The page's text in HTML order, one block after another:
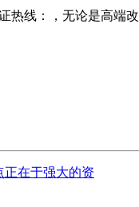
线：，无论是高端改
正在于强大的资